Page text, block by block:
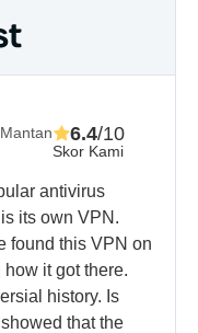
Mantan
Skor Kami
6.4/10
antivirus
its own VPN.
found this VPN on
it got there.
history. Is
that the